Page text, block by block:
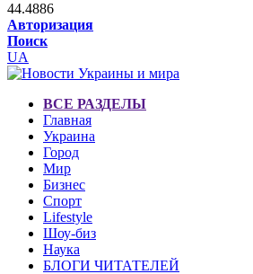
44.4886
Авторизация
Поиск
UA
ВСЕ РАЗДЕЛЫ
Главная
Украина
Город
Мир
Бизнес
Спорт
Lifestyle
Шоу-биз
Наука
БЛОГИ ЧИТАТЕЛЕЙ